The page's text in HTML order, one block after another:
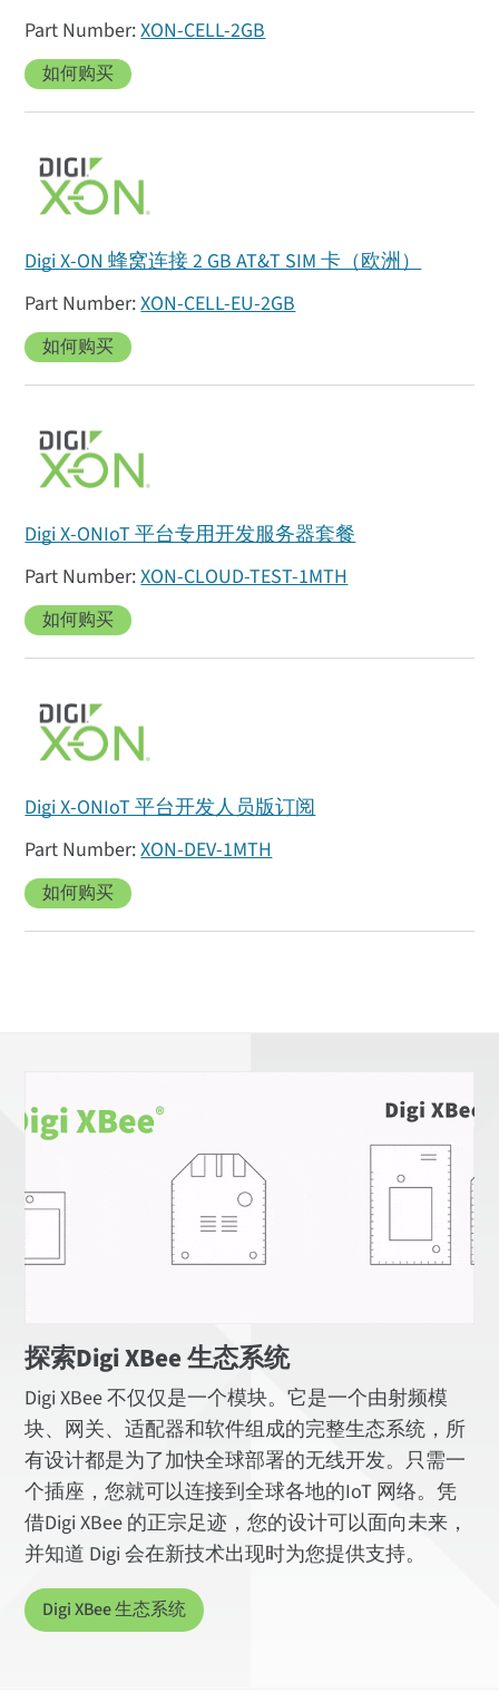
XON-CELL-2GB
如何购买
Digi X-ON 蜂窝连接 2 GB AT&T SIM 卡（欧洲）
XON-CELL-EU-2GB
如何购买
Digi X-ONIoT 平台专用开发服务器套餐
XON-CLOUD-TEST-1MTH
如何购买
Digi X-ONIoT 平台开发人员版订阅
XON-DEV-1MTH
如何购买
探索Digi XBee 生态系统
Digi XBee 不仅仅是一个模块。它是一个由射频模
块、网关、适配器和软件组成的完整生态系统，所
有设计都是为了加快全球部署的无线开发。只需一
个插座，您就可以连接到全球各地的IoT 网络。凭
借Digi XBee 的正宗足迹，您的设计可以面向未来，
并知道 Digi 会在新技术出现时为您提供支持。
Digi XBee 生态系统